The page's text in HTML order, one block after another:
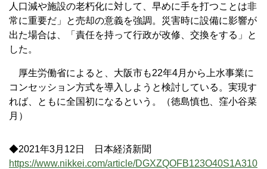
人口減や施設の老朽化に対して、早めに手を打つことは非
常に重要だ」と売却の意義を強調。災害時に設備に影響が
出た場合は、「責任を持って行政が改修、交換をする」と
した。
厚生労働省によると、大阪市も22年4月から上水事業に
コンセッション方式を導入しようと検討している。実現す
れば、ともに全国初になるという。（徳島慎也、窪小谷菜
月）
◆2021年3月12日 日本経済新聞
https://www.nikkei.com/article/DGXZQOFB123O40S1A310